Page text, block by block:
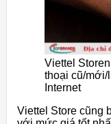
Viettel
thoại cũ/mới/
Internet
Viettel Store cũng